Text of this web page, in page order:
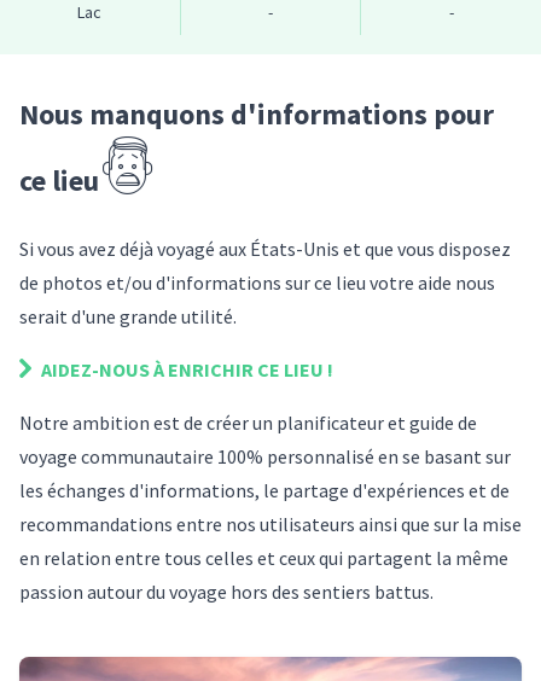
Lac - -
Nous manquons d'informations pour
ce lieu
Si vous avez déjà voyagé aux États-Unis et que vous disposez
de photos et/ou d'informations surce lieu votre aide nous
serait d'une grande utilité.
AIDEZ-NOUS À ENRICHIR CE LIEU !
Notre ambition est de créer un planificateur et guide de
voyage communautaire 100% personnalisé en se basant sur
les échanges d'informations, le partage d'expériences et de
recommandations entre nos utilisateurs ainsi que sur la mise
en relation entre tous celles et ceux qui partagent la même
passion autour du voyage hors des sentiers battus.